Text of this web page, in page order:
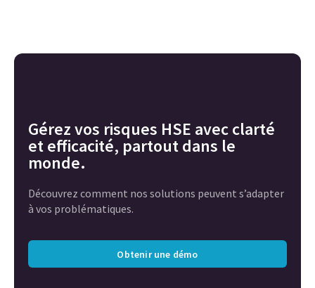
Gérez vos risques HSE avec clarté
et efficacité, partout dans le
monde.
Découvrez comment nos solutions peuvent s’adapter
à vos problématiques.
Obtenir une démo